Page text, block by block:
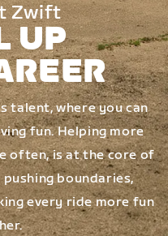
Zwift
UP
talent, where you can
fun. Helping more
often, is at the core of
pushing boundaries,
every ride more fun